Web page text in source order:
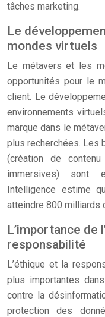
tâches marketing.
Le
mondes virtuels
Le métavers et les
opportunités pour le
client. Le
environnements
marque dans le
plus recherchées. Les
(création de contenu
immersives) sont
Intelligence estime
atteindre 800 milliards
L’importance de
responsabilité
L’éthique et la
plus importantes
contre la
protection des